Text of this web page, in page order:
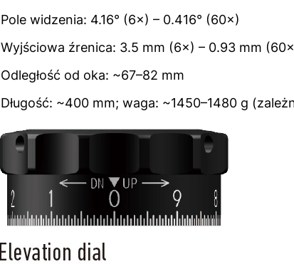
Pole widzenia: 4.16° (6×) – 0.416° (60×)
Wyjściowa źrenica: 3.5 mm (6×) – 0.93 mm
Odległość od oka: ~67–82 mm
Długość: ~400 mm; waga: ~1450–1480 g